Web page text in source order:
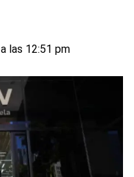
las 12:51 pm